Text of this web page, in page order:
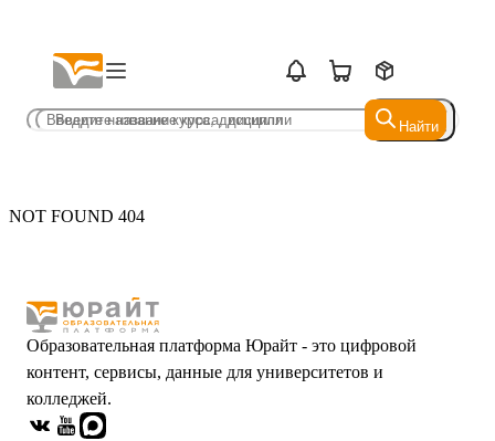
Найти
Найти
NOT FOUND 404
Образовательная платформа Юрайт - это цифровой
контент, сервисы, данные для университетов и
колледжей.